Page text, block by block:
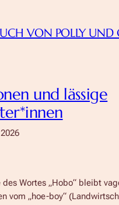
VON POLLY UND
und lässige
Wortes „Hobo“ bleibt
vom „hoe-boy“